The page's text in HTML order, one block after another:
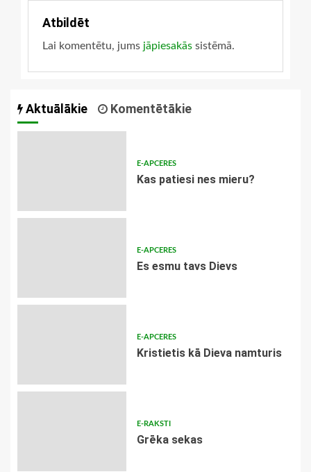
Atbildēt
Lai komentētu, jums jāpiesakās sistēmā.
Aktuālākie Komentētākie
E-APCERES
​Kas patiesi nes mieru?
E-APCERES
Es esmu tavs Dievs
E-APCERES
Kristietis kā Dieva namturis
E-RAKSTI
Grēka sekas